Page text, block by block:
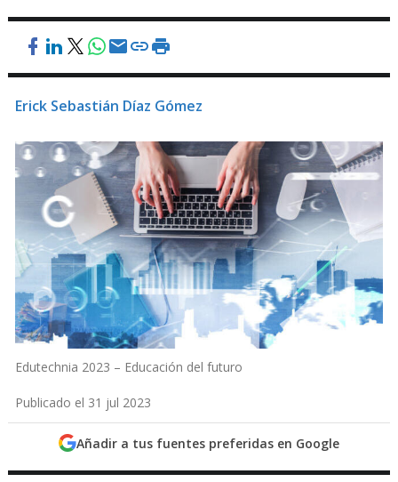
Erick Sebastián Díaz Gómez
Edutechnia 2023 – Educación del futuro
Publicado el 31 jul 2023
Añadir a tus fuentes preferidas en Google